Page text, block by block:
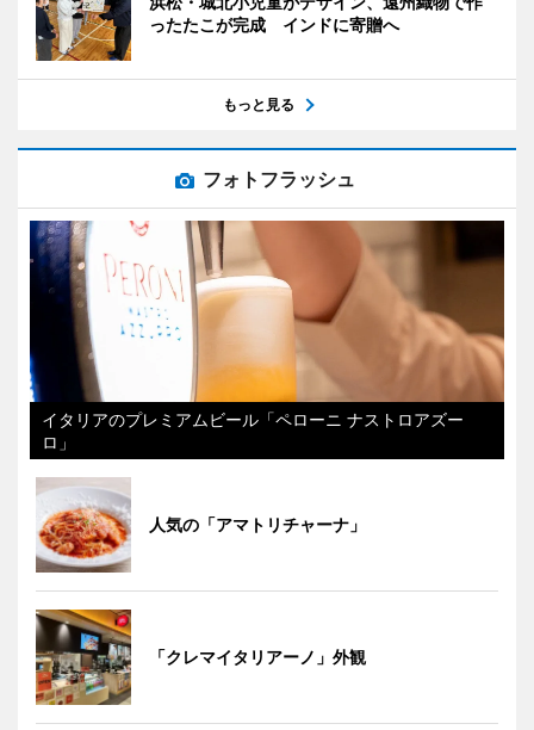
ったたこが完成 インドに寄贈へ
もっと見る
フォトフラッシュ
イタリアのプレミアムビール「ペローニ ナストロアズー
ロ」
人気の「アマトリチャーナ」
「クレマイタリアーノ」外観